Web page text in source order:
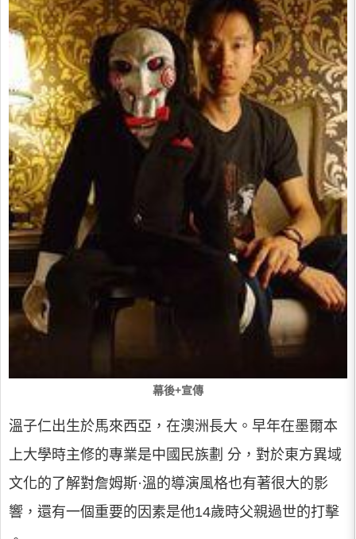
幕後+宣傳
溫子仁出生於馬來西亞，在澳洲長大。早年在墨爾本
上大學時主修的專業是中國民族劃 分，對於東方異域
文化的了解對詹姆斯·溫的導演風格也有著很大的影
響，還有一個重要的因素是他14歲時父親過世的打擊